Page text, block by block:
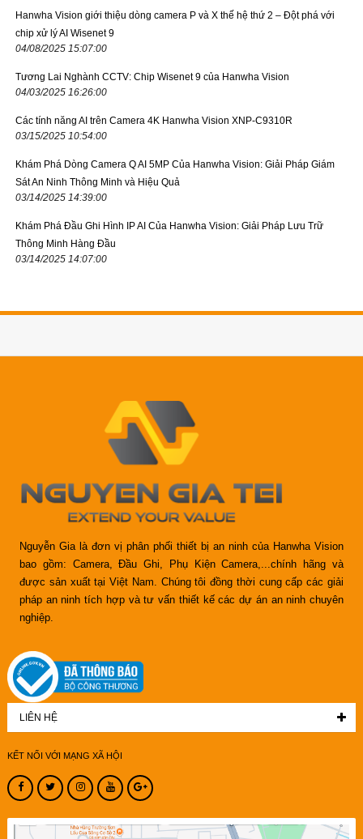
Hanwha Vision giới thiệu dòng camera P và X thế hệ thứ 2 – Đột phá với
chip xử lý AI Wisenet 9
04/08/2025 15:07:00
Tương Lai Nghành CCTV: Chip Wisenet 9 của Hanwha Vision
04/03/2025 16:26:00
Các tính năng AI trên Camera 4K Hanwha Vision XNP-C9310R
03/15/2025 10:54:00
Khám Phá Dòng Camera Q AI 5MP Của Hanwha Vision: Giải Pháp Giám
Sát An Ninh Thông Minh và Hiệu Quả
03/14/2025 14:39:00
Khám Phá Đầu Ghi Hình IP AI Của Hanwha Vision: Giải Pháp Lưu Trữ
Thông Minh Hàng Đầu
03/14/2025 14:07:00
Nguyễn Gia là đơn vị phân phối thiết bị an ninh của Hanwha Vision
bao gồm: Camera, Đầu Ghi, Phụ Kiện Camera,...chính hãng và
được sản xuất tại Việt Nam. Chúng tôi đồng thời cung cấp các giải
pháp an ninh tích hợp và tư vấn thiết kế các dự án an ninh chuyên
nghiệp.
LIÊN HỆ
KẾT NỐI VỚI MẠNG XÃ HỘI